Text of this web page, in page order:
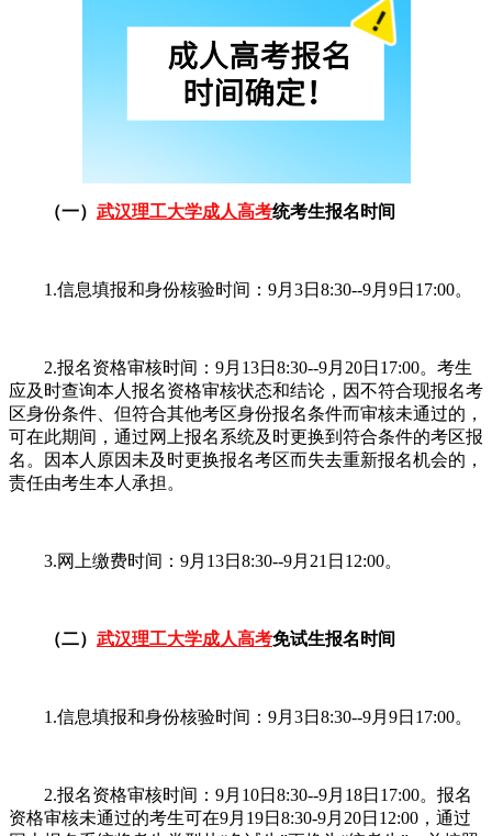
（一） 武汉理工大学成人高考统考生报名时间
1.信息填报和身份核验时间：9月3日8:30--9月9日17:00。
2.报名资格审核时间：9月13日8:30--9月20日17:00。考生
应及时查询本人报名资格审核状态和结论，因不符合现报名考
区身份条件、但符合其他考区身份报名条件而审核未通过的，
可在此期间，通过网上报名系统及时更换到符合条件的考区报
名。因本人原因未及时更换报名考区而失去重新报名机会的，
责任由考生本人承担。
3.网上缴费时间：9月13日8:30--9月21日12:00。
（二） 武汉理工大学成人高考免试生报名时间
1.信息填报和身份核验时间：9月3日8:30--9月9日17:00。
2.报名资格审核时间：9月10日8:30--9月18日17:00。报名
资格审核未通过的考生可在9月19日8:30-9月20日12:00，通过